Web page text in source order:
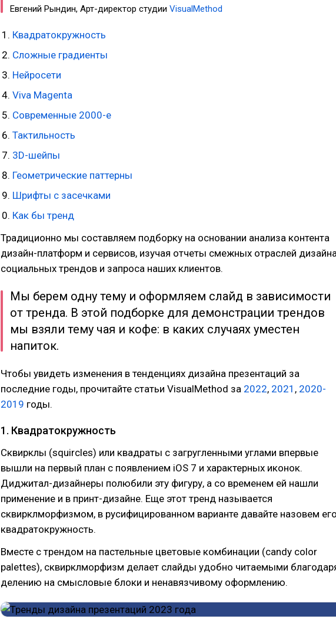
Евгений Рындин, Арт-директор студии VisualMethod
Квадратокружность
Сложные градиенты
Нейросети
Viva Magenta
Современные 2000-е
Тактильность
3D-шейпы
Геометрические паттерны
Шрифты с засечками
Как бы тренд
Традиционно мы составляем подборку на основании анализа контента
дизайн-платформ и сервисов, изучая отчеты смежных отраслей
социальных трендов и запроса наших клиентов.
Мы берем одну тему и оформляем слайд в зависимости
от тренда. В этой подборке для демонстрации трендов
мы взяли тему чая и кофе: в каких случаях уместен
напиток.
Чтобы увидеть изменения в тенденциях дизайна презентаций за
последние годы, прочитайте статьи VisualMethod за 2022, 2021 , 2020-
2019 годы.
1. Квадратокружность
Сквирклы (squircles) или квадраты с загругленными углами впервые
вышли на первый план с появлением iOS 7 и характерных иконок.
Диджитал-дизайнеры полюбили эту фигуру, а со временем ей нашли
применение и в принт-дизайне. Еще этот тренд называется
сквирклморфизмом, в русифицированном варианте давайте назовем
квадратокружность.
Вместе с трендом на пастельные цветовые комбинации (candy color
palettes), сквирклморфизм делает слайды удобно читаемыми
делению на смысловые блоки и ненавязчивому оформлению.